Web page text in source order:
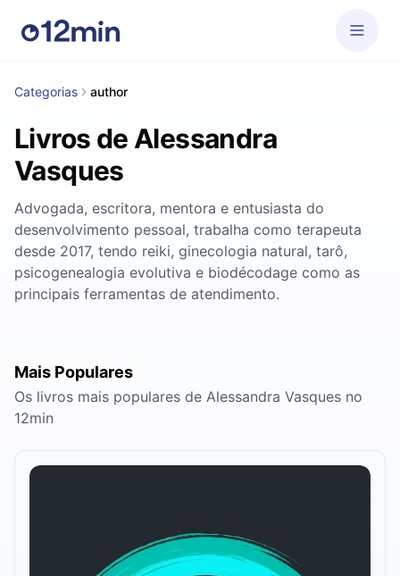
Categorias author
Livros de Alessandra
Vasques
Advogada, escritora, mentora e entusiasta do
desenvolvimento pessoal, trabalha como terapeuta
desde 2017, tendo reiki, ginecologia natural, tarô,
psicogenealogia evolutiva e biodécodage como as
principais ferramentas de atendimento.
Mais Populares
Os livros mais populares de Alessandra Vasques no
12min